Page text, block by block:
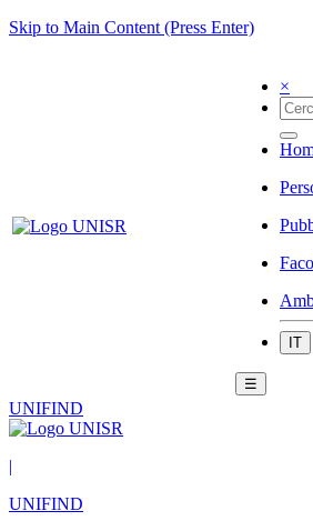
Skip to Main Content (Press Enter)
×
IT
☰
UNIFIND
|
UNIFIND